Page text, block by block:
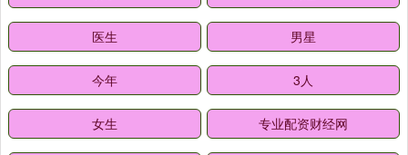
医生 男星
今年 3人
女生 专业配资财经网